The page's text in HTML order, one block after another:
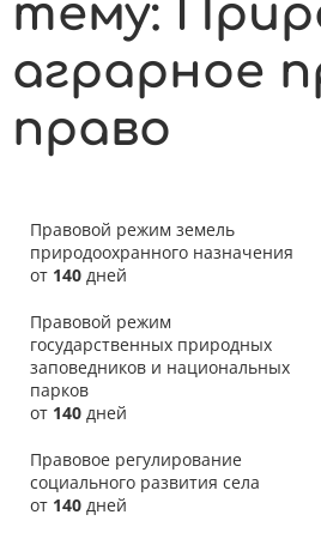
тему:
аграрное
право
Правовой режим земель
природоохранного назначения
от 140 дней
Правовой режим
государственных природных
заповедников и национальных
парков
от 140 дней
Правовое регулирование
социального развития села
от 140 дней